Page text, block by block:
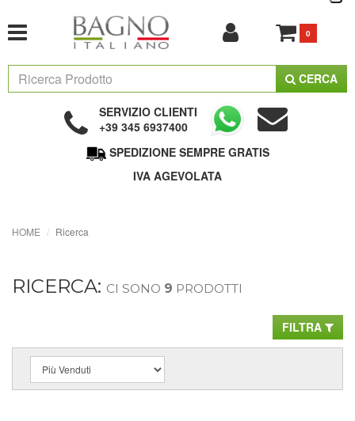
0
CERCA
SERVIZIO CLIENTI
+39 345 6937400
SPEDIZIONE SEMPRE GRATIS
IVA AGEVOLATA
HOME Ricerca
RICERCA: CI SONO 9 PRODOTTI
FILTRA